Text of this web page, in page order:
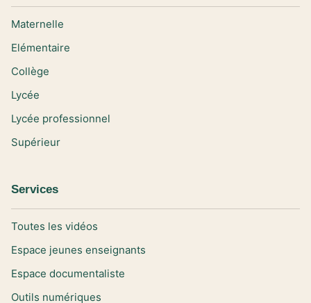
Maternelle
Elémentaire
Collège
Lycée
Lycée professionnel
Supérieur
Services
Toutes les vidéos
Espace jeunes enseignants
Espace documentaliste
Outils numériques